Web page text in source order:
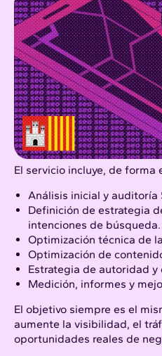
El servicio incluye, de forma
Análisis inicial y auditoría
Definición de estrategia
intenciones de búsqueda.
Optimización técnica de
Optimización de
Estrategia de autoridad y
Medición, informes y
El objetivo siempre es el
aumente la visibilidad, el
oportunidades reales de